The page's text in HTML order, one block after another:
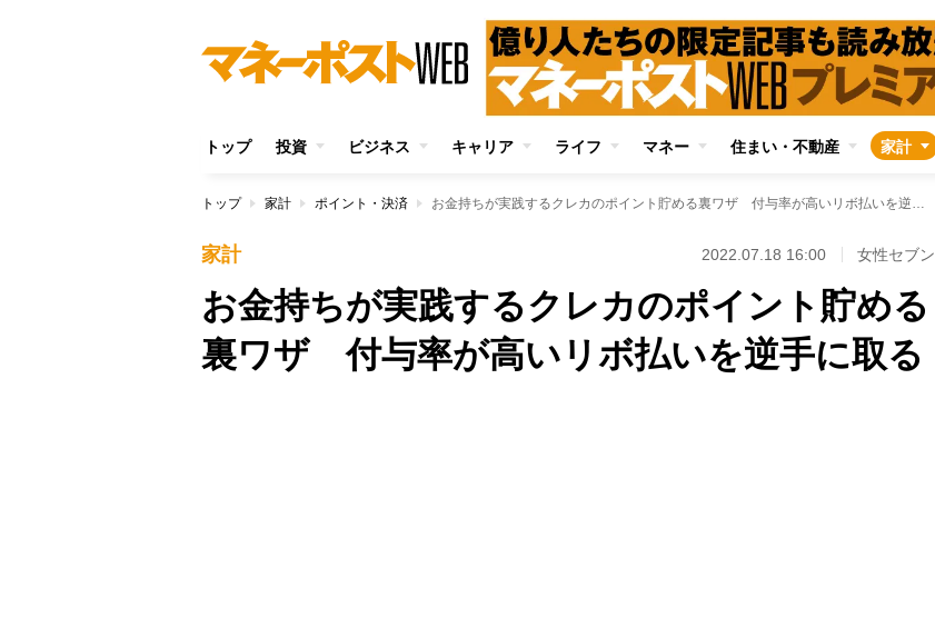
トップ 投資 ビジネス キャリア ライフ マネー 住まい・不動産 家計
トップ 家計 ポイント・決済 お金持ちが実践するクレカのポイント貯める裏ワザ 付与率が高いリボ払いを逆手に取る
家計 2022.07.18 16:00 女性セブン
お金持ちが実践するクレカのポイント貯める
裏ワザ 付与率が高いリボ払いを逆手に取る